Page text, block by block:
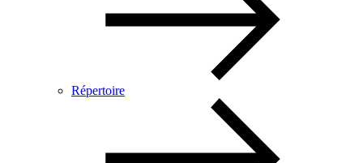
Répertoire